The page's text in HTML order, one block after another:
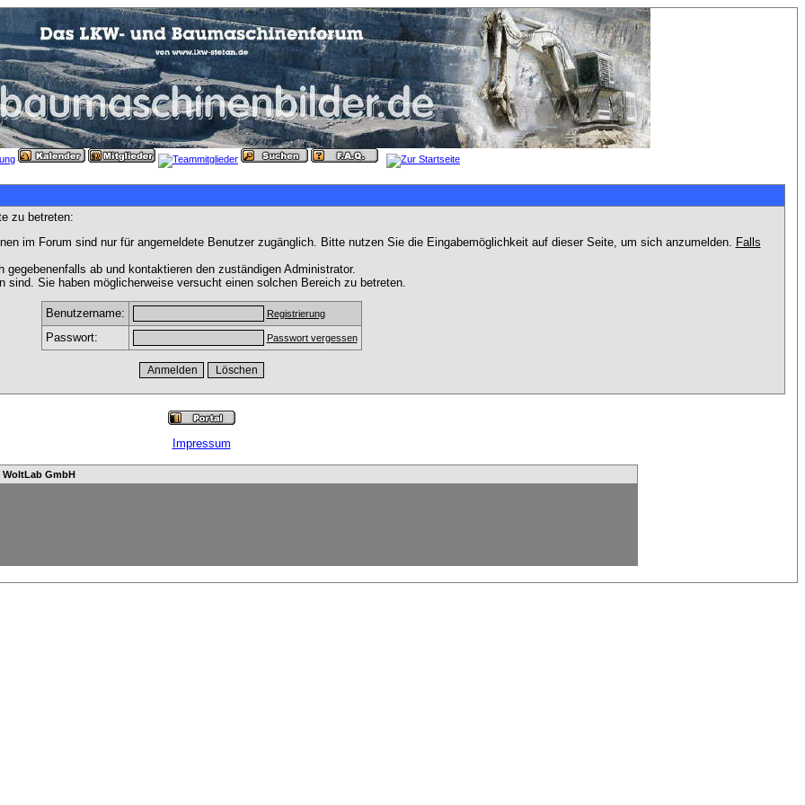
zu betreten:
im Forum sind nur für angemeldete Benutzer zugänglich. Bitte nutzen Sie die Eingabemöglichkeit auf dieser Seite, um sich anzumelden. Falls
ab und kontaktieren den zuständigen Administrator.
Sie haben möglicherweise versucht einen solchen Bereich zu betreten.
Benutzername: Registrierung
Passwort: Passwort vergessen
Impressum
WoltLab GmbH